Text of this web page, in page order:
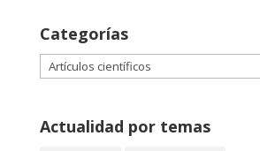
Categorías
Categorías
Actualidad por temas